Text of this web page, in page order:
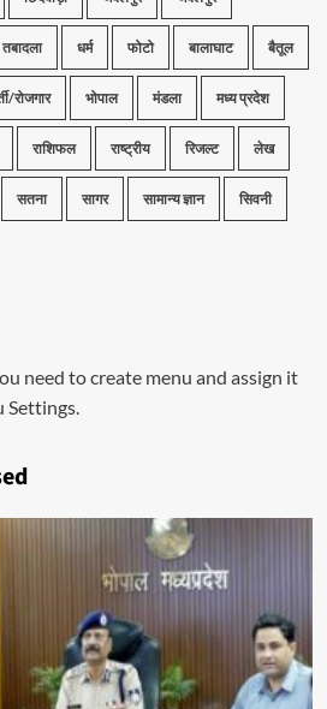
तबादला धर्म फोटो बालाघाट बैतूल
रोजगार भोपाल मंडला मध्य प्रदेश
राशिफल राष्ट्रीय रिजल्ट लेख
सतना सागर सामान्य ज्ञान सिवनी
need to create menu and assign it
Settings.